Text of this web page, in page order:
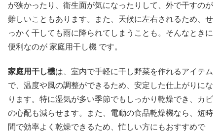
が狭かったり、衛生面が気になったりして、外で干すのが
難しいこともあります。また、天候に左右されるため、せ
っかく干しても雨に降られてしまうことも。そんなときに
便利なのが 家庭用干し機 です。
家庭用干し機は、室内で手軽に干し野菜を作れるアイテム
で、温度や風の調整ができるため、安定した仕上がりにな
ります。特に湿気が多い季節でもしっかり乾燥でき、カビ
の心配も減らせます。また、電動の食品乾燥機なら、短時
間で効率よく乾燥できるため、忙しい方にもおすすめで